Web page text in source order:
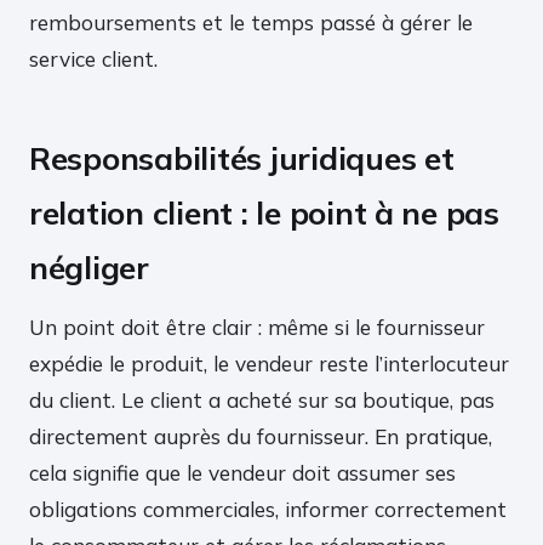
remboursements et le temps passé à gérer le
service client.
Responsabilités juridiques et
relation client : le point à ne pas
négliger
Un point doit être clair : même si le fournisseur
expédie le produit, le vendeur reste l’interlocuteur
du client. Le client a acheté sur sa boutique, pas
directement auprès du fournisseur. En pratique,
cela signifie que le vendeur doit assumer ses
obligations commerciales, informer correctement